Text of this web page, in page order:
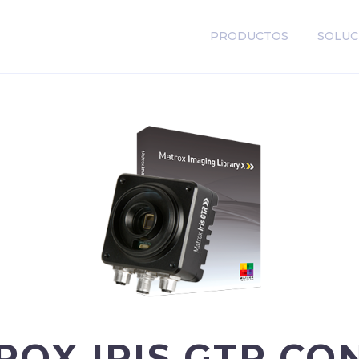
PRODUCTOS